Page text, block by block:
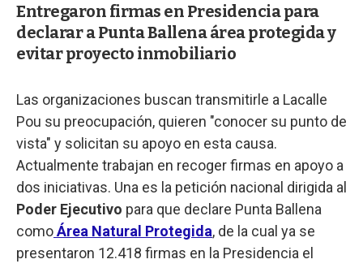
Entregaron firmas en Presidencia para
declarar a Punta Ballena área protegida y
evitar proyecto inmobiliario
Las organizaciones buscan transmitirle a Lacalle
Pou su preocupación, quieren "conocer su punto de
vista" y solicitan su apoyo en esta causa.
Actualmente trabajan en recoger firmas en apoyo a
dos iniciativas. Una es la petición nacional dirigida al
Poder Ejecutivo para que declare Punta Ballena
comoÁrea Natural Protegida, de la cual ya se
presentaron 12.418 firmas en la Presidencia el